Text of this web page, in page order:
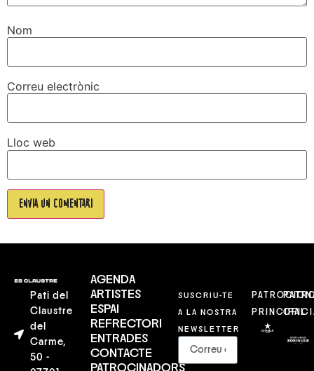
Nom
Correu electrònic
Lloc web
Pati del
Claustre
del
Carme,
50 -
AGENDA
ARTISTES
ESPAI
REFRECTORI
ENTRADES
CONTACTE
PATROCINADORS
SUSCRIU-TE
A LA NOSTRA
NEWSLETTER
PRINCIPAL